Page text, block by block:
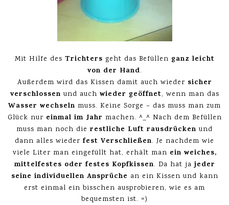
Mit Hilfe des Trichters geht das Befüllen ganz leicht
von der Hand.
Außerdem wird das Kissen damit auch wieder sicher
verschlossen und auch wieder geöffnet, wenn man das
Wasser wechseln muss. Keine Sorge – das muss man zum
Glück nur einmal im Jahr machen. ^_^ Nach dem Befüllen
muss man noch die restliche Luft rausdrücken und
dann alles wieder fest Verschließen. Je nachdem wie
viele Liter man eingefüllt hat, erhält man ein weiches,
mittelfestes oder festes Kopfkissen. Da hat ja jeder
seine individuellen Ansprüche an ein Kissen und kann
erst einmal ein bisschen ausprobieren, wie es am
bequemsten ist. =)